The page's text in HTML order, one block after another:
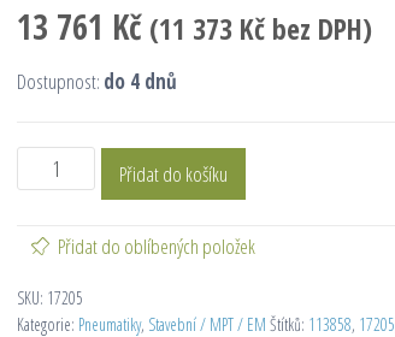
13 761 Kč (11 373 Kčbez DPH)
Dostupnost: do 4 dnů
Přidat do košíku
Přidat do oblíbených položek
SKU: 17205
Kategorie: Pneumatiky, Stavební / MPT / EM Štítků: 113858, 17205